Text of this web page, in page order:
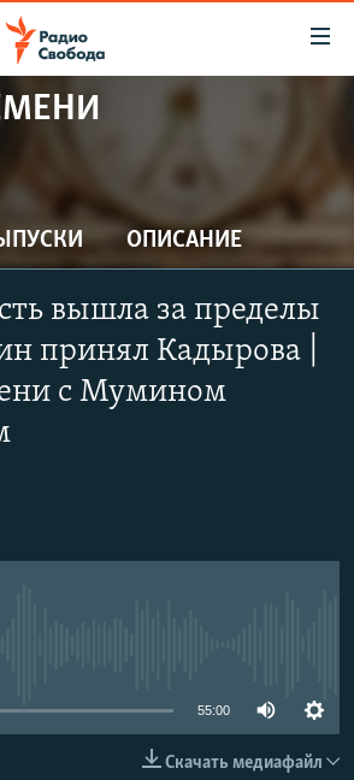
CastBox
Подписаться
ОПИСАНИЕ
вышла за пределы
принял Кадырова |
с Мумином
55:00
Скачать медиафайл